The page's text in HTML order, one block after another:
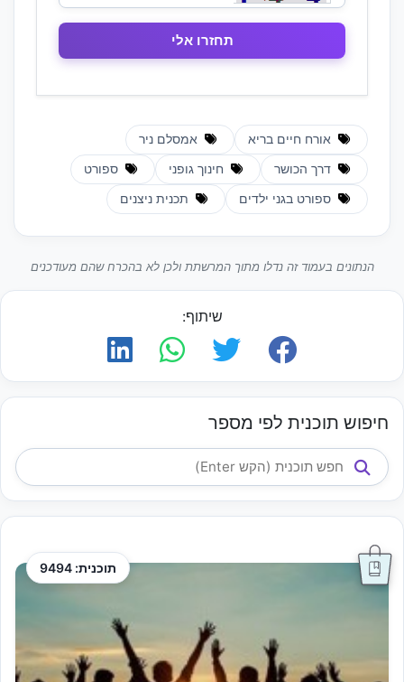
אורח חיים בריא אמסלם ניר
דרך הכושר חינוך גופני ספורט
ספורט בגני ילדים תכנית ניצנים
הנתונים בעמוד זה נדלו מתוך המרשתת ולכן לא בהכרח שהם מעודכנים
שיתוף:
חיפוש תוכנית לפי מספר
תוכנית: 9494